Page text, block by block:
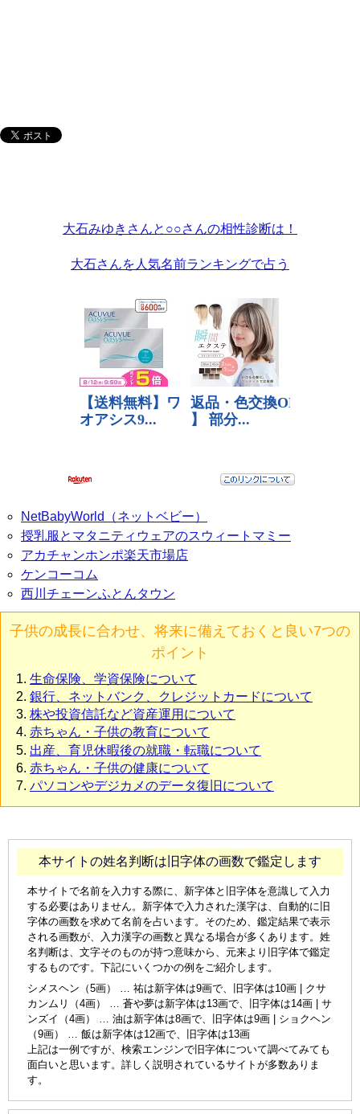
大石みゆきさんと○○さんの相性診断は！
大石さんを人気名前ランキングで占う
NetBabyWorld（ネットベビー）
授乳服とマタニティウェアのスウィートマミー
アカチャンホンポ楽天市場店
ケンコーコム
西川チェーンふとんタウン
子供の成長に合わせ、将来に備えておくと良い7つの
ポイント
生命保険、学資保険について
銀行、ネットバンク、クレジットカードについて
株や投資信託など資産運用について
赤ちゃん・子供の教育について
出産、育児休暇後の就職・転職について
赤ちゃん・子供の健康について
パソコンやデジカメのデータ復旧について
本サイトの姓名判断は旧字体の画数で鑑定します
本サイトで名前を入力する際に、新字体と旧字体を意識して入力
する必要はありません。新字体で入力された漢字は、自動的に旧
字体の画数を求めて名前を占います。そのため、鑑定結果で表示
される画数が、入力漢字の画数と異なる場合が多くあります。姓
名判断は、文字そのものが持つ意味から、元来より旧字体で鑑定
するものです。下記にいくつかの例をご紹介します。
シメスヘン（5画） … 祐は新字体は9画で、旧字体は10画 | クサ
カンムリ（4画） … 蒼や夢は新字体は13画で、旧字体は14画 | サ
ンズイ（4画） … 油は新字体は8画で、旧字体は9画 | ショクヘン
（9画） … 飯は新字体は12画で、旧字体は13画
上記は一例ですが、検索エンジンで旧字体について調べてみても
面白いと思います。詳しく説明されているサイトが多数ありま
す。